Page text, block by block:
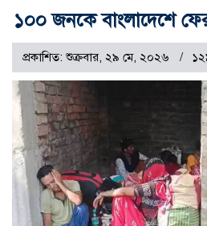
১০০ জনকে বাংলাদেশে
প্রকাশিত: শুক্রবার, ২৯ মে, ২০২৬